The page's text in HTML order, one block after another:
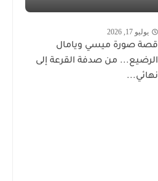
يوليو 17, 2026
قصة صورة ميسي ويامال
الرضيع... من صدفة القرعة إلى
نهائي...